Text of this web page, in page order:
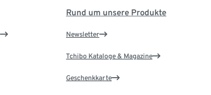
Rund um unsere Produkte
Newsletter
Tchibo Kataloge & Magazine
Geschenkkarte